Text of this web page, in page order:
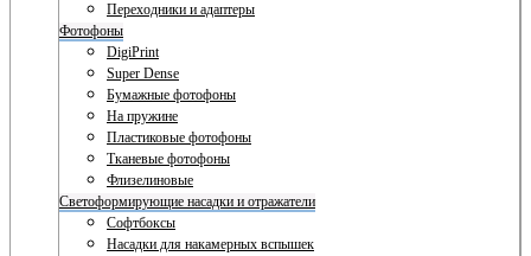
Переходники и адаптеры
Фотофоны
DigiPrint
Super Dense
Бумажные фотофоны
На пружине
Пластиковые фотофоны
Тканевые фотофоны
Флизелиновые
Светоформирующие насадки и отражатели
Софтбоксы
Насадки для накамерных вспышек